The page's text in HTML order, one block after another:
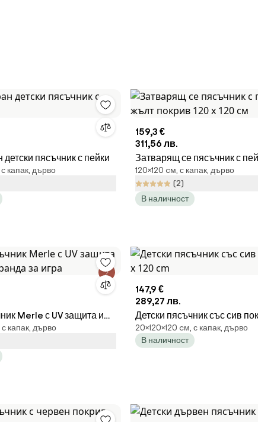
пясъчник с пейки
капак, дърво
159,3 €
311,56 лв.
Затварящ се пясъчник с
покрив 120 х 120 см
120×120 cм, с капак, дърво
(2)
В наличност
Merle с UV защита и
за игра
с капак, дърво
147,9 €
289,27 лв.
Детски пясъчник със сив
120 cm
20×120×120 cм, с капак, дърво
В наличност